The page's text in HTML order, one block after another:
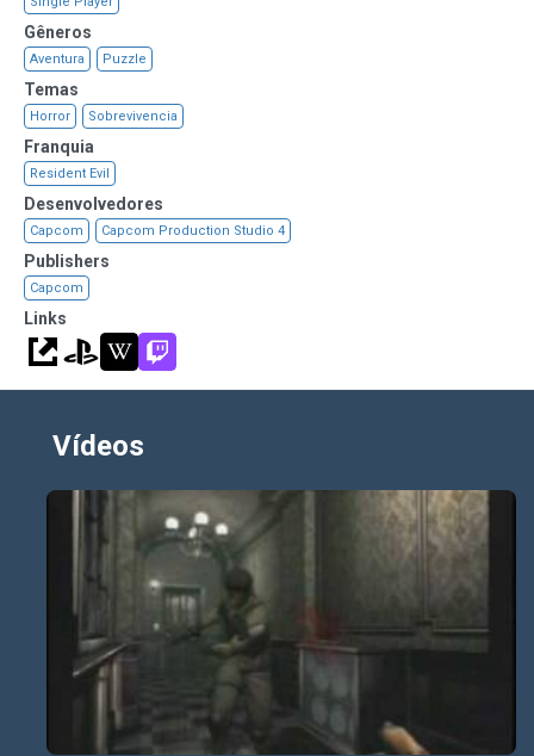
Gêneros
Aventura Puzzle
Temas
Horror Sobrevivencia
Franquia
Resident Evil
Desenvolvedores
Capcom Capcom Production Studio 4
Publishers
Capcom
Links
Vídeos